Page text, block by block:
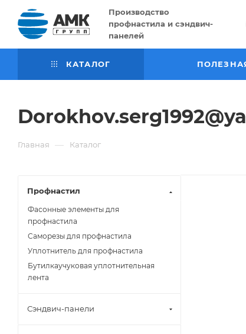
Производство
профнастила и сэндвич-
панелей
КАТАЛОГ
Главная — Каталог
Профнастил
Фасонные элементы для
профнастила
Саморезы для профнастила
Уплотнитель для профнастила
Бутилкаучуковая уплотнительная
лента
Сэндвич-панели